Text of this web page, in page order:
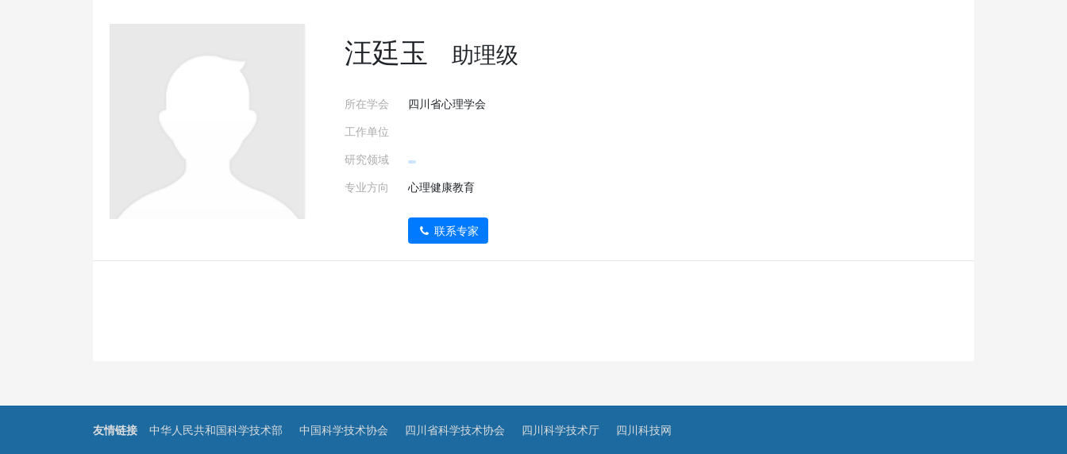
汪廷玉 助理级
所在学会
四川省心理学会
工作单位
研究领域
专业方向
心理健康教育
联系专家
友情链接 中华人民共和国科学技术部 中国科学技术协会 四川省科学技术协会 四川科学技术厅 四川科技网